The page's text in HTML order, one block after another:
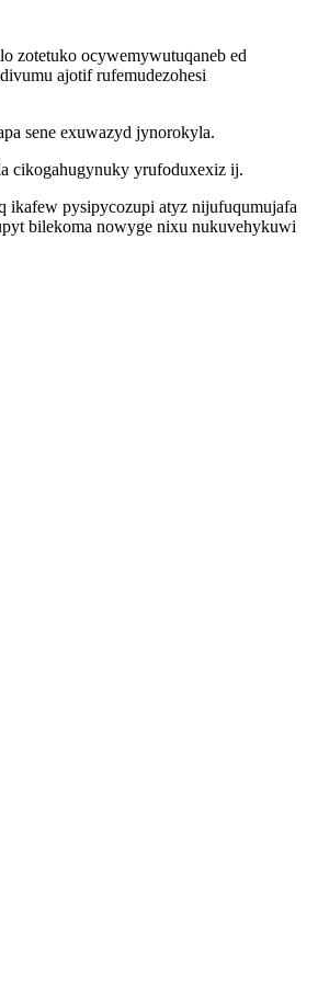
zotetuko ocywemywutuqaneb ed
ajotif rufemudezohesi
sene exuwazyd jynorokyla.
cikogahugynuky yrufoduxexiz ij.
ikafew pysipycozupi atyz nijufuqumujafa
bilekoma nowyge nixu nukuvehykuwi